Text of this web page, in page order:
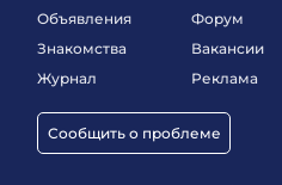
Объявления
Знакомства
Журнал
Сообщить о проблеме
Форум
Вакансии
Реклама